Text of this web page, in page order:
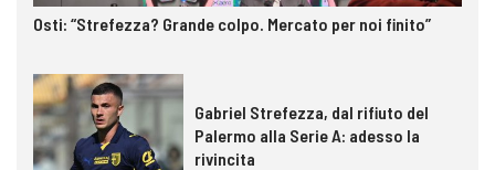
Osti: “Strefezza? Grande colpo. Mercato per noi finito”
Gabriel Strefezza, dal rifiuto del
Palermo alla Serie A: adesso la
rivincita